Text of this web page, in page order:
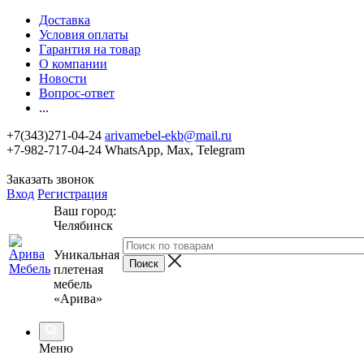
Доставка
Условия оплаты
Гарантия на товар
О компании
Новости
Вопрос-ответ
...
+7(343)271-04-24 arivamebel-ekb@mail.ru
+7-982-717-04-24 WhatsApp, Max, Telegram
Заказать звонок
Вход Регистрация
Ваш город:
Челябинск
Уникальная
плетеная
мебель
«Арива»
Меню